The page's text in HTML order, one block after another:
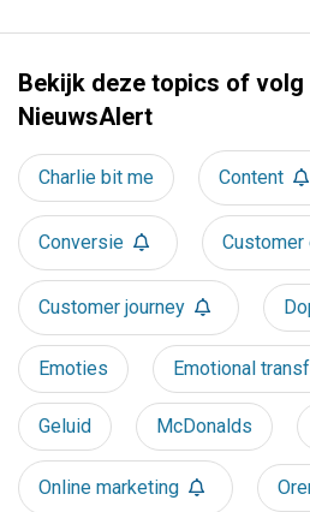
Bekijk deze topics of volg
NieuwsAlert
Charlie bit me Content
Conversie Customer
Customer journey
Emoties Emotional
Geluid McDonalds
Online marketing